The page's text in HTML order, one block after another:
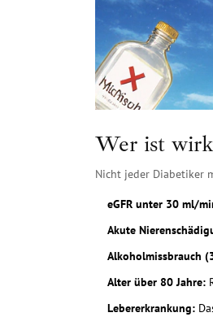
Wer ist
Nicht jeder Diabetiker
eGFR unter 30 ml/
Akute
Alkoholmissbrauch
Alter über 80 Jahre:
Lebererkrankung: